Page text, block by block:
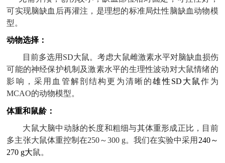
可实现脑缺血后再灌注，是理想的标准局灶性脑缺血动物模
型。
动物选择：
目前多选用 SD大鼠。考虑大鼠雌激素水平对脑缺血损伤
可能的神经保护机制及激素水平的生理性波动对大鼠情绪的
影响，采用血管解剖结构更为清晰的雄性 SD大鼠作为
MCAO的动物模型。
体重和鼠龄：
大鼠大脑中动脉的长度和粗细与其体重形成正比，目前
多主张大鼠体重控制在250～300 g。我们在实验中采用 240～
270 g大鼠。